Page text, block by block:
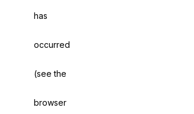
has
occurred
(see the
browser